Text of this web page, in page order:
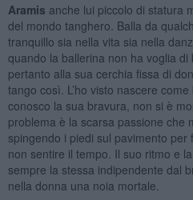
Aramis anche lui piccolo di statura
del mondo tanghero. Balla da
tranquillo sia nella vita sia nella
quando la ballerina non ha voglia
pertanto alla sua cerchia fissa di
tango così. L’ho visto nascere
conosco la sua bravura, non si è
problema è la scarsa passione che
spingendo i piedi sul pavimento
non sentire il tempo. Il suo ritmo e
sempre la stessa indipendente dal
nella donna una noia mortale.